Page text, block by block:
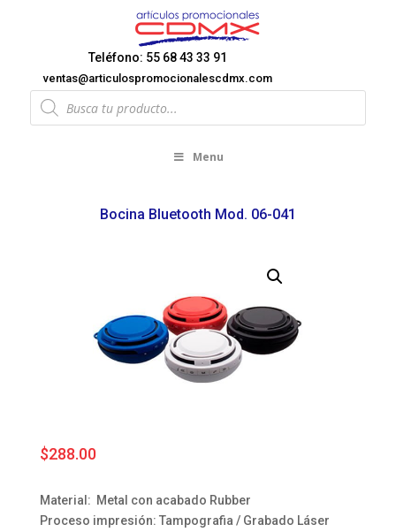
Teléfono: 55 68 43 33 91
ventas@articulospromocionalescdmx.com
Products
search
Menu
Bocina Bluetooth Mod. 06-041
$288.00
Material: Metal con acabado Rubber
Proceso impresión: Tampografia / Grabado Láser